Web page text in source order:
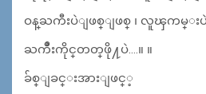
ဝန္​ႀကီးပဲျဖစ္​ျဖစ္ ၊ လူၾကမ္​း
ႀကိဳးကိုင္​တတ္​ဖို႔​ပဲ….။ ။
ခ်စ္​ျခင္​းအားျဖင္​့